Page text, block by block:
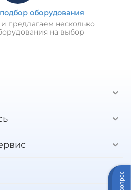
оборудования
предлагаем несколько
на выбор